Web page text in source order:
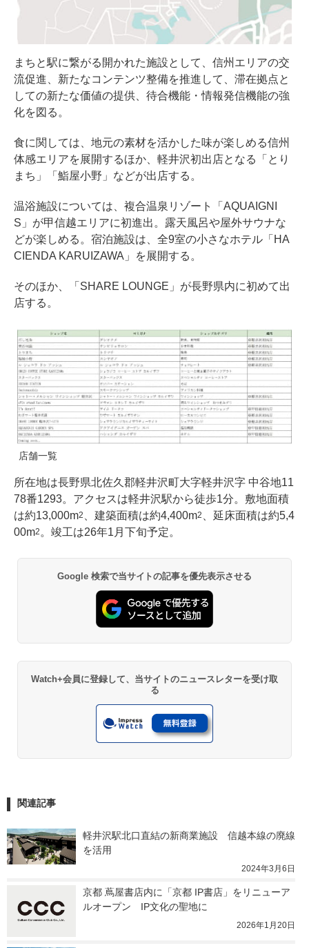
まちと駅に繋がる開かれた施設として、信州エリアの交
流促進、新たなコンテンツ整備を推進して、滞在拠点と
しての新たな価値の提供、待合機能・情報発信機能の強
化を図る。
食に関しては、地元の素材を活かした味が楽しめる信州
体感エリアを展開するほか、軽井沢初出店となる「とり
まち」「鮨屋小野」などが出店する。
温浴施設については、複合温泉リゾート「AQUAIGNI
S」が甲信越エリアに初進出。露天風呂や屋外サウナな
どが楽しめる。宿泊施設は、全9室の小さなホテル「HA
CIENDA KARUIZAWA」を展開する。
そのほか、「SHARE LOUNGE」が長野県内に初めて出
店する。
店舗一覧
所在地は長野県北佐久郡軽井沢町大字軽井沢字 中谷地11
78番1293。アクセスは軽井沢駅から徒歩1分。敷地面積
は約13,000m2 、建築面積は約4,400m2
、延床面積は約5,4
00m2 。竣工は26年1月下旬予定。
Google 検索で当サイトの記事を優先表示させる
Watch+会員に登録して、当サイトのニュースレターを受け取
る
関連記事
軽井沢駅北口直結の新商業施設　信越本線の廃線
を活用
2024年3月6日
京都 蔦屋書店内に「京都 IP書店」をリニューア
ルオープン　IP文化の聖地に
2026年1月20日